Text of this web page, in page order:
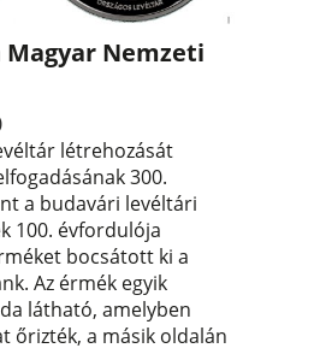
Nemzeti
létrehozását
300.
a budavári levéltári
100. évfordulója
bocsátott ki a
Az érmék egyik
látható, amelyben
őrizték, a másik oldalán